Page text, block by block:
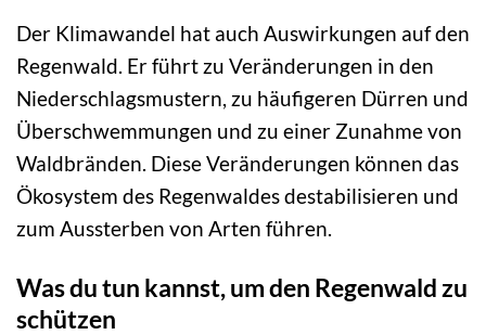
Der Klimawandel hat auch Auswirkungen auf den
Regenwald. Er führt zu Veränderungen in den
Niederschlagsmustern, zu häufigeren Dürren und
Überschwemmungen und zu einer Zunahme von
Waldbränden. Diese Veränderungen können das
Ökosystem des Regenwaldes destabilisieren und
zum Aussterben von Arten führen.
Was du tun kannst, um den Regenwald zu
schützen